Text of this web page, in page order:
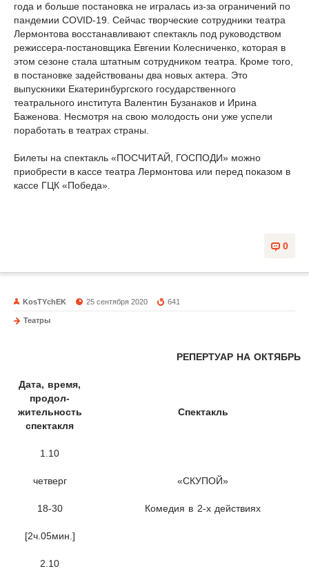
года и больше постановка не игралась из-за ограничений по
пандемии COVID-19. Сейчас творческие сотрудники театра
Лермонтова восстанавливают спектакль под руководством
режиссера-постановщика Евгении Колесниченко, которая в
этом сезоне стала штатным сотрудником театра. Кроме того,
в постановке задействованы два новых актера. Это
выпускники Екатеринбургского государственного
театрального института Валентин Бузанаков и Ирина
Баженова. Несмотря на свою молодость они уже успели
поработать в театрах страны.
Билеты на спектакль «ПОСЧИТАЙ, ГОСПОДИ» можно
приобрести в кассе театра Лермонтова или перед показом в
кассе ГЦК «Победа».
0
KosTYchEK 25 сентября 2020 641
Театры
РЕПЕРТУАР НА ОКТЯБРЬ
Дата, время,
продол-
жительность
спектакля
Спектакль
1.10
четверг
18-30
[2ч.05мин.]
«СКУПОЙ»
Комедия в 2-х действиях
2.10